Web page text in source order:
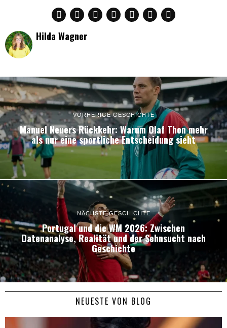
Hilda Wagner
VORHERIGE GESCHICHTE
Manuel Neuers Rückkehr: Warum Olaf Thon mehr
als nur eine sportliche Entscheidung sieht
NÄCHSTE GESCHICHTE
Portugal und die WM 2026: Zwischen
Datenanalyse, Realität und der Sehnsucht nach
Geschichte
NEUESTE VON BLOG